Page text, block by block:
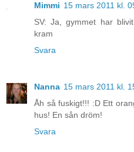
Mimmi 15 mars 2011 kl.
SV: Ja, gymmet har
kram
Svara
Nanna 15 mars 2011 kl.
Åh så fuskigt!!! :D Ett
hus! En sån dröm!
Svara